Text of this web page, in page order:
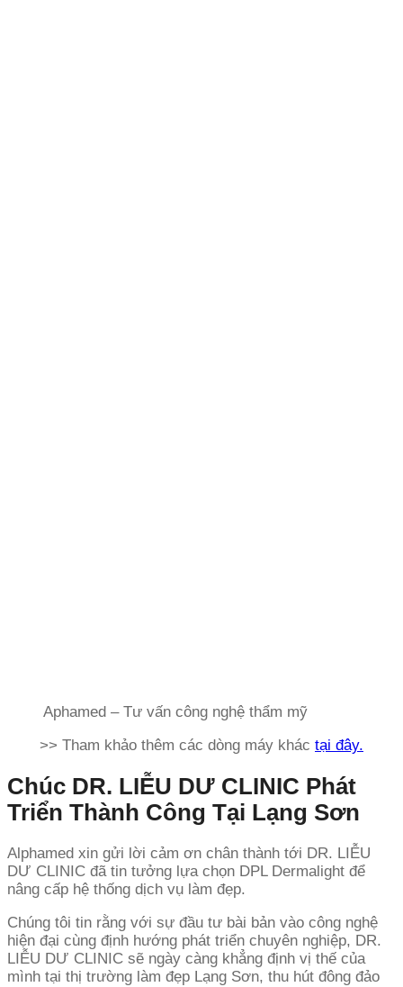
Aphamed – Tư vấn công nghệ thẩm mỹ
>> Tham khảo thêm các dòng máy khác tại đây.
Chúc DR. LIỄU DƯ CLINIC Phát
Triển Thành Công Tại Lạng Sơn
Alphamed xin gửi lời cảm ơn chân thành tới DR. LIỄU
DƯ CLINIC đã tin tưởng lựa chọn DPL Dermalight để
nâng cấp hệ thống dịch vụ làm đẹp.
Chúng tôi tin rằng với sự đầu tư bài bản vào công nghệ
hiện đại cùng định hướng phát triển chuyên nghiệp, DR.
LIỄU DƯ CLINIC sẽ ngày càng khẳng định vị thế của
mình tại thị trường làm đẹp Lạng Sơn, thu hút đông đảo